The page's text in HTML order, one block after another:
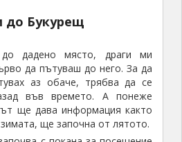
до Букурещ
дадено място, драги ми
да пътуваш до него. За да
аз обаче, трябва да се
във времето. А понеже
ще дава информация както
ще започна от лятото.